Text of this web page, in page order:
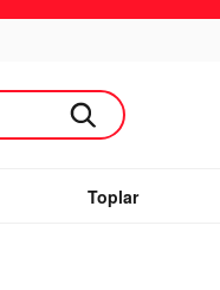
Toplar